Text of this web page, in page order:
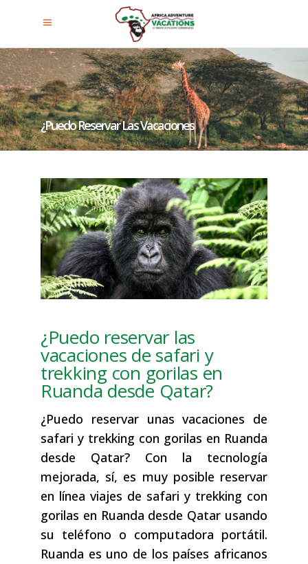
¿Puedo Reservar Las Vacaciones
En Ruanda Desde Qatar?
¿Puedo reservar las
vacaciones de safari y
trekking con gorilas en
Ruanda desde Qatar?
¿Puedo reservar unas vacaciones de
safari y trekking con gorilas en Ruanda
desde Qatar? Con la tecnología
mejorada, sí, es muy posible reservar
en línea viajes de safari y trekking con
gorilas en Ruanda desde Qatar usando
su teléfono o computadora portátil.
Ruanda es uno de los países africanos